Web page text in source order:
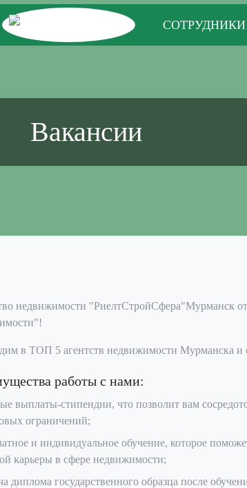
СОТРУДНИКИ
Вакансии
недвижимости "РиелтСтройСфера"Мурманск
в ТОП 5 агентств недвижимости Мурманска и
работы с нами:
выплаты-стипендии, что позволит вам
ограничений;
и индивидуальное обучение, которое
карьеры в сфере недвижимости;
диплома государственного образца после